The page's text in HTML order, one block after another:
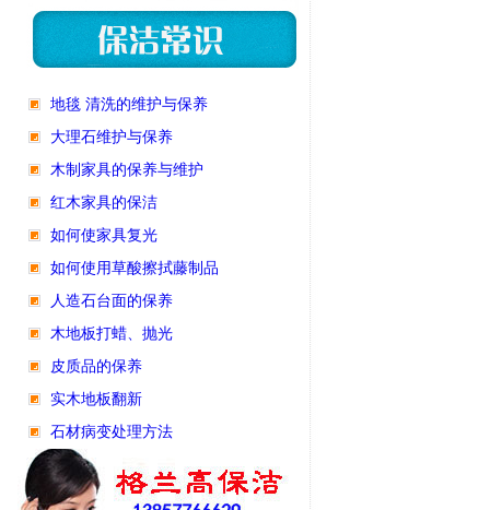
地毯 清洗的维护与保养
大理石维护与保养
木制家具的保养与维护
红木家具的保洁
如何使家具复光
如何使用草酸擦拭藤制品
人造石台面的保养
木地板打蜡、抛光
皮质品的保养
实木地板翻新
石材病变处理方法